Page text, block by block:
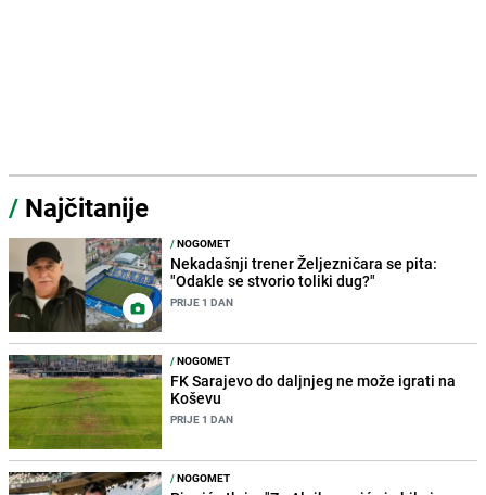
/ Najčitanije
/NOGOMET
Nekadašnji trener Željezničara se pita:
"Odakle se stvorio toliki dug?"
PRIJE 1 DAN
/NOGOMET
FK Sarajevo do daljnjeg ne može igrati na
Koševu
PRIJE 1 DAN
/NOGOMET